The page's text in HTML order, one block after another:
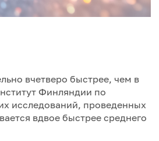
вчетверо быстрее, чем в
Финляндии по
исследований, проведенных
вдвое быстрее среднего